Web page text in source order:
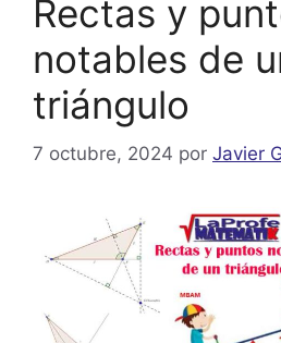
Rectas y
notables de
triángulo
7 octubre, 2024 por Javier